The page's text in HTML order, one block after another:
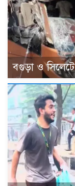
বগুড়া ও